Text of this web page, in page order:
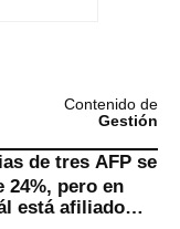
Contenido de
Gestión
de tres AFP se
24%, pero en
está afiliado